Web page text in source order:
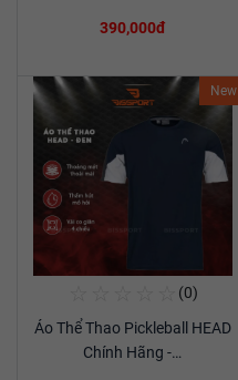
390,000đ
New
(0)
Áo Thể Thao Pickleball HEAD
Chính Hãng -…